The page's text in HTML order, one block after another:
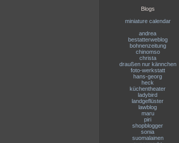
Blogs
miniature calendar
andrea
bestatterweblog
bohnenzeitung
chinomso
christa
draußen nur kännchen
foto-werkstatt
hans-georg
heck
küchentheater
ladybird
landgeflüster
lawblog
maru
piri
shopblogger
sonia
suomalainen